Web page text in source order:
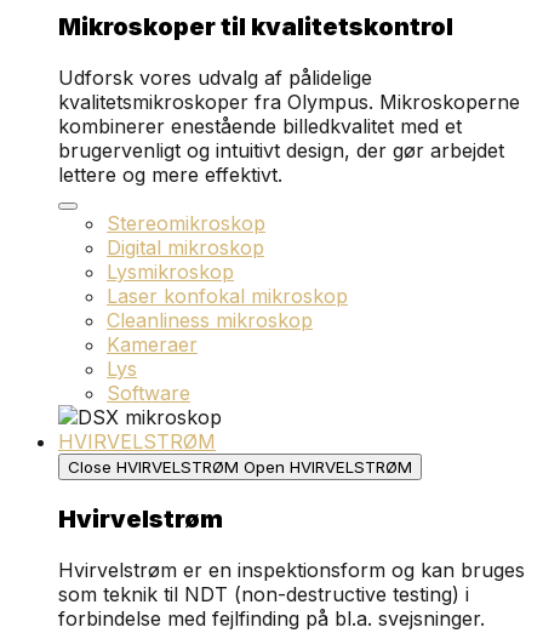
Mikroskoper til kvalitetskontrol
Udforsk vores udvalg af pålidelige
kvalitetsmikroskoper fra Olympus. Mikroskoperne
kombinerer enestående billedkvalitet med et
brugervenligt og intuitivt design, der gør arbejdet
lettere og mere effektivt.
Stereomikroskop
Digital mikroskop
Lysmikroskop
Laser konfokal mikroskop
Cleanliness mikroskop
Kameraer
Lys
Software
HVIRVELSTRØM
Close HVIRVELSTRØM Open HVIRVELSTRØM
Hvirvelstrøm
Hvirvelstrøm er en inspektionsform og kan bruges
som teknik til NDT (non-destructive testing) i
forbindelse med fejlfinding på bl.a. svejsninger.